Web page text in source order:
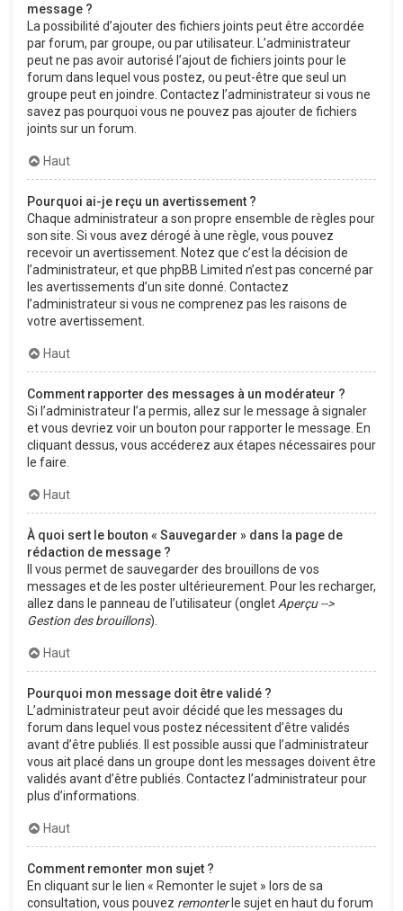
message ?
La possibilité d’ajouter des fichiers joints peut être accordée
par forum, par groupe, ou par utilisateur. L’administrateur
peut ne pas avoir autorisé l’ajout de fichiers joints pour le
forum dans lequel vous postez, ou peut-être que seul un
groupe peut en joindre. Contactez l’administrateur si vous ne
savez pas pourquoi vous ne pouvez pas ajouter de fichiers
joints sur un forum.
Haut
Pourquoi ai-je reçu un avertissement ?
Chaque administrateur a son propre ensemble de règles pour
son site. Si vous avez dérogé à une règle, vous pouvez
recevoir un avertissement. Notez que c’est la décision de
l’administrateur, et que phpBB Limited n’est pas concerné par
les avertissements d’un site donné. Contactez
l’administrateur si vous ne comprenez pas les raisons de
votre avertissement.
Haut
Comment rapporter des messages à un modérateur ?
Si l’administrateur l’a permis, allez sur le message à signaler
et vous devriez voir un bouton pour rapporter le message. En
cliquant dessus, vous accéderez aux étapes nécessaires pour
le faire.
Haut
À quoi sert le bouton « Sauvegarder » dans la page de
rédaction de message ?
Il vous permet de sauvegarder des brouillons de vos
messages et de les poster ultérieurement. Pour les recharger,
allez dans le panneau de l’utilisateur (onglet Aperçu -->
Gestion des brouillons).
Haut
Pourquoi mon message doit être validé ?
L’administrateur peut avoir décidé que les messages du
forum dans lequel vous postez nécessitent d’être validés
avant d’être publiés. Il est possible aussi que l’administrateur
vous ait placé dans un groupe dont les messages doivent être
validés avant d’être publiés. Contactez l’administrateur pour
plus d’informations.
Haut
Comment remonter mon sujet ?
En cliquant sur le lien « Remonter le sujet » lors de sa
consultation, vous pouvez remonterle sujet en haut du forum